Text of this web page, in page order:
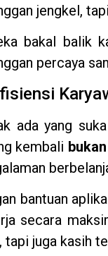
jengkel,
bakal balik
percaya
ada yang
kembali
bantuan
secara
tapi juga kasih